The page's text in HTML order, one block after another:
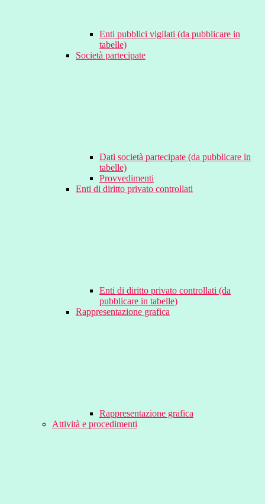
Enti pubblici vigilati (da pubblicare in
tabelle)
Società partecipate
Dati società partecipate (da pubblicare in
tabelle)
Provvedimenti
Enti di diritto privato controllati
Enti di diritto privato controllati (da
pubblicare in tabelle)
Rappresentazione grafica
Rappresentazione grafica
Attività e procedimenti